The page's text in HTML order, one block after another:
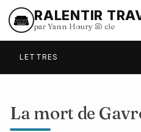
RALENTIR
par Yann Houry & cie
LETTRES
La mort de